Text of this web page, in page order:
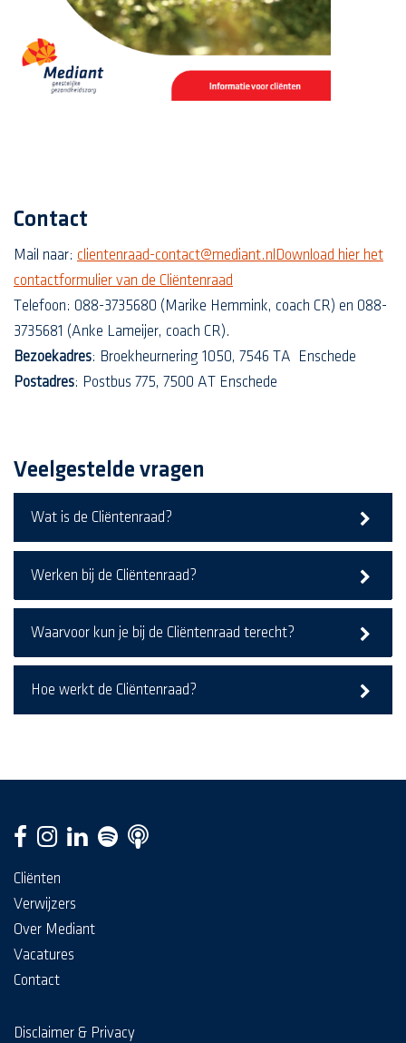
Contact
Mail naar: clientenraad-contact@mediant.nl Download hier het
contactformulier van de Cliëntenraad
Telefoon: 088-3735680 (Marike Hemmink, coach CR) en 088-
3735681 (Anke Lameijer, coach CR).
Bezoekadres: Broekheurnering 1050, 7546 TA Enschede
Postadres: Postbus 775, 7500 AT Enschede
Veelgestelde vragen
Wat is de Cliëntenraad?
Werken bij de Cliëntenraad?
Waarvoor kun je bij de Cliëntenraad terecht?
Hoe werkt de Cliëntenraad?
Cliënten
Verwijzers
Over Mediant
Vacatures
Contact
Disclaimer & Privacy